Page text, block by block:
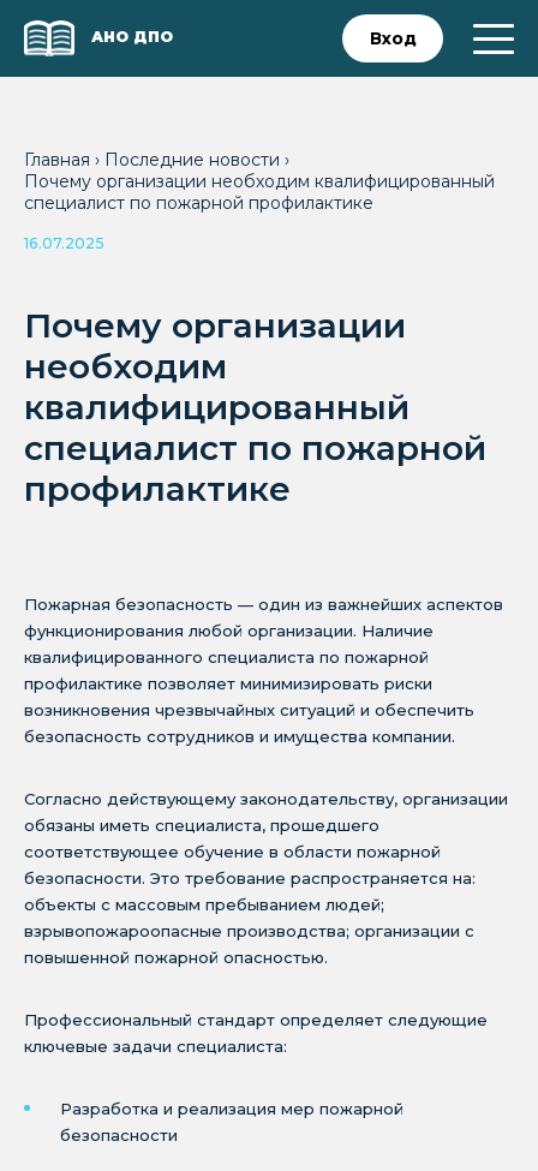
АНО ДПО Вход
Главная › Последние новости ›
Почему организации необходим квалифицированный
специалист по пожарной профилактике
16.07.2025
Почему организации
необходим
квалифицированный
специалист по пожарной
профилактике
Пожарная безопасность — один из важнейших аспектов
функционирования любой организации. Наличие
квалифицированного специалиста по пожарной
профилактике позволяет минимизировать риски
возникновения чрезвычайных ситуаций и обеспечить
безопасность сотрудников и имущества компании.
Согласно действующему законодательству, организации
обязаны иметь специалиста, прошедшего
соответствующее обучение в области пожарной
безопасности. Это требование распространяется на:
объекты с массовым пребыванием людей;
взрывопожароопасные производства; организации с
повышенной пожарной опасностью.
Профессиональный стандарт определяет следующие
ключевые задачи специалиста:
Разработка и реализация мер пожарной
безопасности